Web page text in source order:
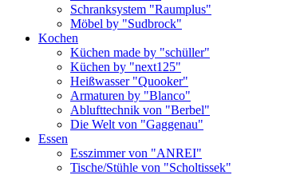
Schranksystem "Raumplus"
Möbel by "Sudbrock"
Kochen
Küchen made by "schüller"
Küchen by "next125"
Heißwasser "Quooker"
Armaturen by "Blanco"
Ablufttechnik von "Berbel"
Die Welt von "Gaggenau"
Essen
Esszimmer von "ANREI"
Tische/Stühle von "Scholtissek"